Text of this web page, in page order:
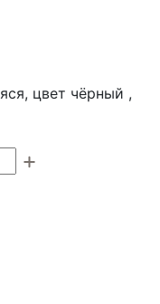
цвет чёрный ,